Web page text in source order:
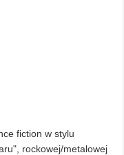
fiction w stylu
rockowej/metalowej